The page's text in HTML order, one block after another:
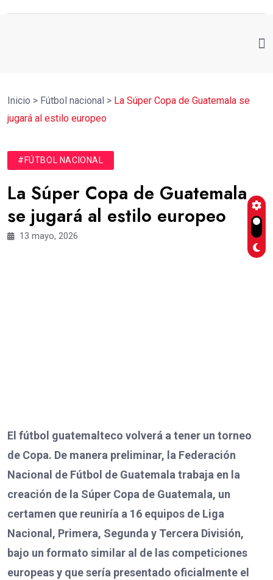
Inicio > Fútbol nacional > La Súper Copa de Guatemala se
jugará al estilo europeo
#FÚTBOL NACIONAL
La Súper Copa de Guatemala
se jugará al estilo europeo
13 mayo, 2026
El fútbol guatemalteco volverá a tener un torneo
de Copa. De manera preliminar, la Federación
Nacional de Fútbol de Guatemala trabaja en la
creación de la Súper Copa de Guatemala, un
certamen que reuniría a 16 equipos de Liga
Nacional, Primera, Segunda y Tercera División,
bajo un formato similar al de las competiciones
europeas y que sería presentado oficialmente el